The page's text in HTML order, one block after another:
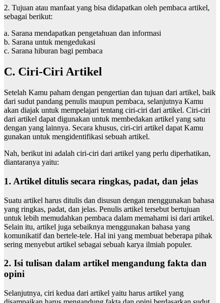
2. Tujuan atau manfaat yang bisa didapatkan oleh pembaca artikel,
sebagai berikut:
a. Sarana mendapatkan pengetahuan dan informasi
b. Sarana untuk mengedukasi
c. Sarana hiburan bagi pembaca
C. Ciri-Ciri Artikel
Setelah Kamu paham dengan pengertian dan tujuan dari artikel, baik
dari sudut pandang penulis maupun pembaca, selanjutnya Kamu
akan diajak untuk mempelajari tentang ciri-ciri dari artikel. Ciri-ciri
dari artikel dapat digunakan untuk membedakan artikel yang satu
dengan yang lainnya. Secara khusus, ciri-ciri artikel dapat Kamu
gunakan untuk mengidentifikasi sebuah artikel.
Nah, berikut ini adalah ciri-ciri dari artikel yang perlu diperhatikan,
diantaranya yaitu:
1. Artikel ditulis secara ringkas, padat, dan jelas
Suatu artikel harus ditulis dan disusun dengan menggunakan bahasa
yang ringkas, padat, dan jelas. Penulis artikel tersebut bertujuan
untuk lebih memudahkan pembaca dalam memahami isi dari artikel.
Selain itu, artikel juga sebaiknya menggunakan bahasa yang
komunikatif dan bertele-tele. Hal ini yang membuat beberapa pihak
sering menyebut artikel sebagai sebuah karya ilmiah populer.
2. Isi tulisan dalam artikel mengandung fakta dan
opini
Selanjutnya, ciri kedua dari artikel yaitu harus artikel yang